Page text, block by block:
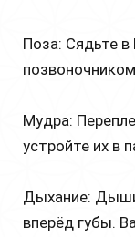
Поза: Сядьте
Мудра:
устройте их в
Дыхание:
вперёд губы.